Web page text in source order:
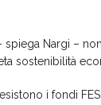
spiega Nargi –
sostenibilità
i fondi